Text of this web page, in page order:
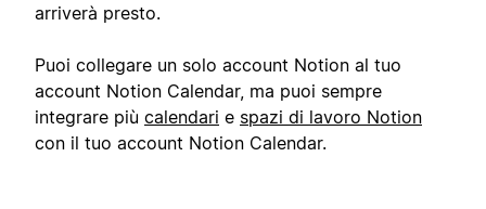
arriverà presto.
Puoi collegare un solo account Notion al tuo
account Notion Calendar, ma puoi sempre
integrare più calendari e spazi di lavoro Notion
con il tuo account Notion Calendar.